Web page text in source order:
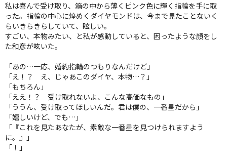
私は喜んで受け取り、箱の中から薄くピンク色に輝く指輪を手に取
った。指輪の中心に煌めくダイヤモンドは、今まで見たことないく
らいきらきらしていて、眩しい。
すごい、本物みたい、と私が感動していると、困ったような顔をし
た和彦が呟いた。
「あの…一応、婚約指輪のつもりなんだけど」
「え！？ え、じゃあこのダイヤ、本物…？」
「もちろん」
「ええ！？ 受け取れないよ、こんな高価なもの」
「ううん、受け取ってほしいんだ。君は僕の、一番星だから」
「嬉しいけど、でも…」
「『これを見たあなたが、素敵な一番星を見つけられますよう
に。』」
「！」